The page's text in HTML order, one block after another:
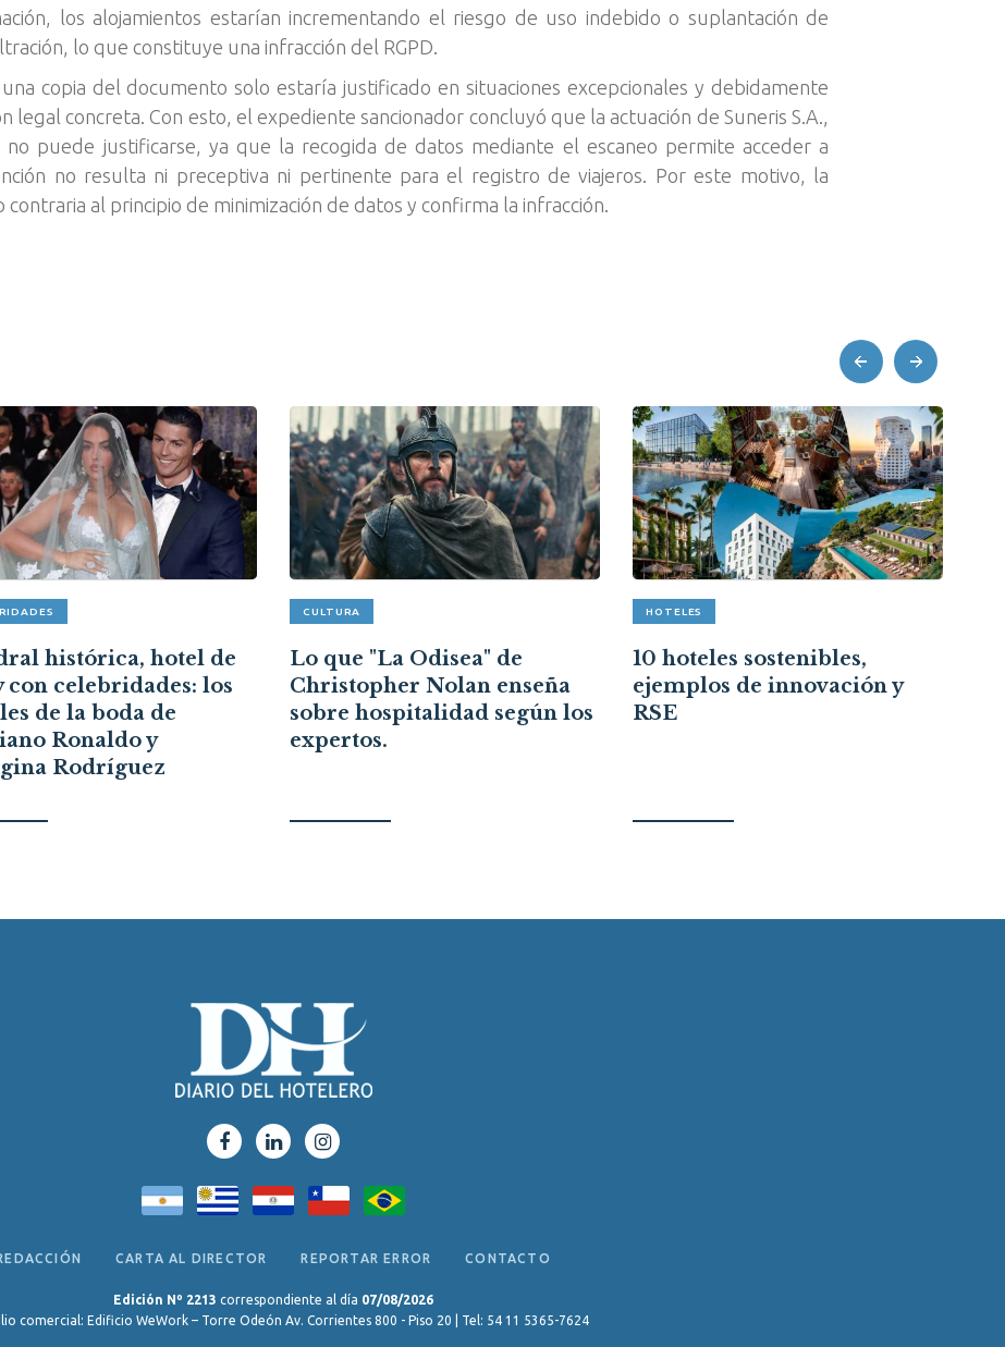
los alojamientos estarían incrementando el riesgo de uso indebido o suplantación de
lo que constituye una infracción del RGPD.
copia del documento solo estaría justificado en situaciones excepcionales y debidamente
legal concreta. Con esto, el expediente sancionador concluyó que la actuación de Suneris S.A.,
puede justificarse, ya que la recogida de datos mediante el escaneo permite acceder a
no resulta ni preceptiva ni pertinente para el registro de viajeros. Por este motivo, la
contraria al principio de minimización de datos y confirma la infracción.
histórica, hotel de
con celebridades: los
de la boda de
Ronaldo y
Rodríguez
CULTURA
Lo que "La Odisea" de
Christopher Nolan enseña
sobre hospitalidad según los
expertos.
HOTELES
10 hoteles sostenibles,
ejemplos de innovación y
RSE
prev next
CARTA AL DIRECTOR REPORTAR ERROR CONTACTO
Edición Nº 2213 correspondiente al día 07/08/2026
comercial: Edificio WeWork – Torre Odeón Av. Corrientes 800 - Piso 20 | Tel: 54 11 5365-7624